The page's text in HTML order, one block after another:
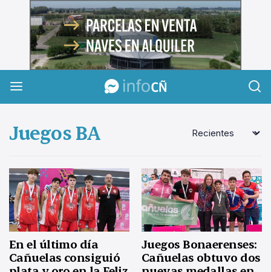
InfoCañuelas
Juegos BA
En el último día
Cañuelas consiguió
Juegos Bonaerenses:
Cañuelas obtuvo dos